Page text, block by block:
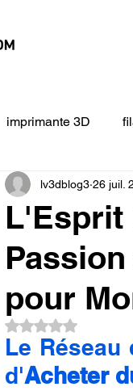
imprimante 3D
imprimante 3D
3D Formation à
3D en ligne
en Franchise
L'Esprit
pour
lv3dblog3 26 juil.
Noté NaN étoiles
Le
d'Acheter